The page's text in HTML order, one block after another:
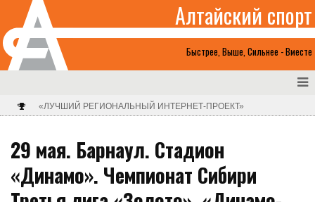
Быстрее, Выше, Сильнее - Вместе
Алтайский спорт
«ЛУЧШИЙ РЕГИОНАЛЬНЫЙ ИНТЕРНЕТ-ПРОЕКТ»
29 мая. Барнаул. Стадион
«Динамо». Чемпионат Сибири